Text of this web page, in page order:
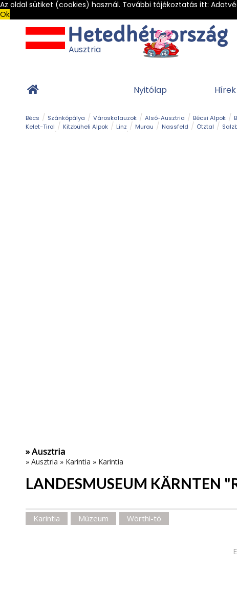
Az oldal sütiket (cookies) használ. További tájékoztatás itt:
Ok
Ausztria
Nyitólap Hírek
Bécs Szánkópálya Városkalauzok Alsó-Ausztria Bécsi Alpok
Kelet-Tirol
Kitzbüheli Alpok Linz Murau Nassfeld Ötztal
» Ausztria
» Ausztria » Karintia » Karintia
LANDESMUSEUM KÄRNTEN
Karintia Múzeum Wörthi-tó